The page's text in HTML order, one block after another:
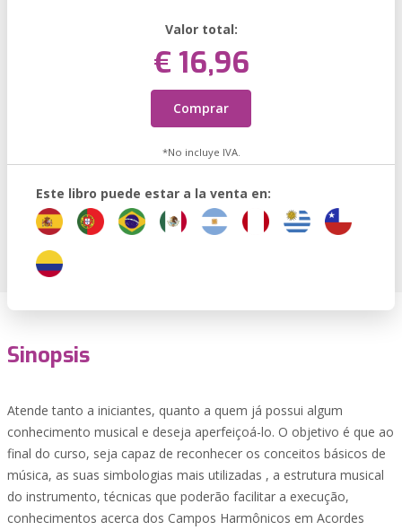
Valor total:
€ 16,96
Comprar
*No incluye IVA.
Este libro puede estar a la venta en:
Sinopsis
Atende tanto a iniciantes, quanto a quem já possui algum
conhecimento musical e deseja aperfeiçoá-lo. O objetivo é que ao
final do curso, seja capaz de reconhecer os conceitos básicos de
música, as suas simbologias mais utilizadas , a estrutura musical
do instrumento, técnicas que poderão facilitar a execução,
conhecimentos acerca dos Campos Harmônicos em Acordes